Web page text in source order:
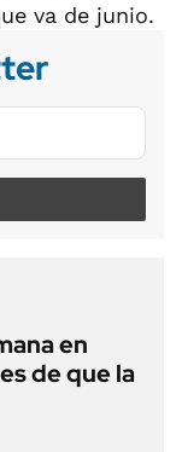
va de junio.
en
de que la